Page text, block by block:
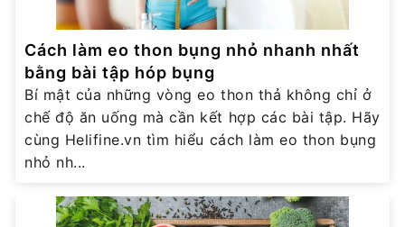
Cách làm eo thon bụng nhỏ nhanh nhất
bằng bài tập hóp bụng
Bí mật của những vòng eo thon thả không chỉ ở
chế độ ăn uống mà cần kết hợp các bài tập. Hãy
cùng Helifine.vn tìm hiểu cách làm eo thon bụng
nhỏ nh...